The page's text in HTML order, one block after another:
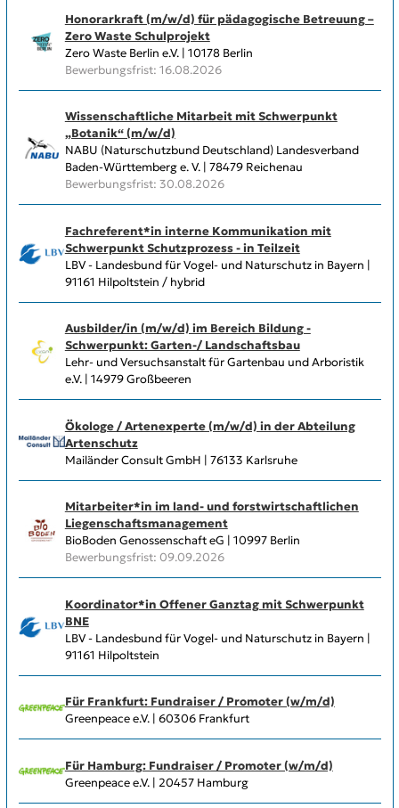
Honorarkraft (m/w/d) für pädagogische Betreuung –
Zero Waste Schulprojekt
Zero Waste Berlin e.V. | 10178 Berlin
Bewerbungsfrist: 16.08.2026
Wissenschaftliche Mitarbeit mit Schwerpunkt
„Botanik“ (m/w/d)
NABU (Naturschutzbund Deutschland) Landesverband
Baden-Württemberg e. V. | 78479 Reichenau
Bewerbungsfrist: 30.08.2026
Fachreferent*in interne Kommunikation mit
Schwerpunkt Schutzprozess - in Teilzeit
LBV - Landesbund für Vogel- und Naturschutz in Bayern |
91161 Hilpoltstein / hybrid
Ausbilder/in (m/w/d) im Bereich Bildung -
Schwerpunkt: Garten-/ Landschaftsbau
Lehr- und Versuchsanstalt für Gartenbau und Arboristik
e.V. | 14979 Großbeeren
Ökologe / Artenexperte (m/w/d) in der Abteilung
Artenschutz
Mailänder Consult GmbH | 76133 Karlsruhe
Mitarbeiter*in im land- und forstwirtschaftlichen
Liegenschaftsmanagement
BioBoden Genossenschaft eG | 10997 Berlin
Bewerbungsfrist: 09.09.2026
Koordinator*in Offener Ganztag mit Schwerpunkt
BNE
LBV - Landesbund für Vogel- und Naturschutz in Bayern |
91161 Hilpoltstein
Für Frankfurt: Fundraiser / Promoter (w/m/d)
Greenpeace e.V. | 60306 Frankfurt
Für Hamburg: Fundraiser / Promoter (w/m/d)
Greenpeace e.V. | 20457 Hamburg